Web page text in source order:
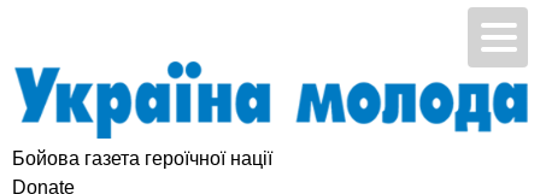
Бойова газета героїчної нації
Підтримай УМ